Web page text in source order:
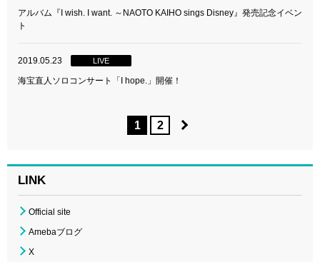
アルバム『I wish. I want. ～NAOTO KAIHO sings Disney』発売記念イベン
ト
2019.05.23 LIVE
海宝直人ソロコンサート「I hope.」開催！
1 2
LINK
Official site
Amebaブログ
X